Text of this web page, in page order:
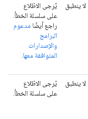
لا ينطبق
يُرجى الاطّلاع
على سلسلة الخطأ.
راجع أيضًا مدعوم
البرامج
والإصدارات
المتوافقة معها
لا ينطبق
يُرجى الاطّلاع
على سلسلة الخطأ.